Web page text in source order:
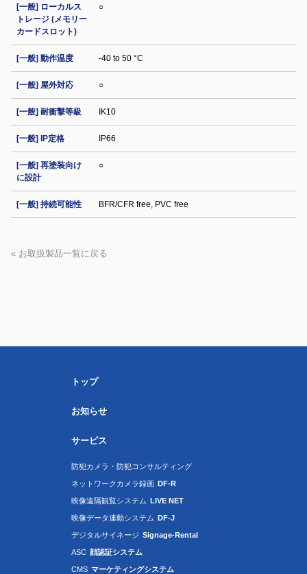
[一般] ローカルス
トレージ (メモリー
カードスロット)
○
[一般] 動作温度 -40 to 50 °C
[一般] 屋外対応 ○
[一般] 耐衝撃等級 IK10
[一般] IP定格 IP66
[一般] 再塗装向け
に設計
○
[一般] 持続可能性 BFR/CFR free, PVC free
« お取扱製品一覧に戻る
トップ
お知らせ
サービス
防犯カメラ・防犯コンサルティング
ネットワークカメラ録画 DF-R
映像遠隔観覧システム LIVE NET
映像データ連動システム DF-J
デジタルサイネージ Signage-Rental
ASC 顔認証システム
CMS マーケティングシステム